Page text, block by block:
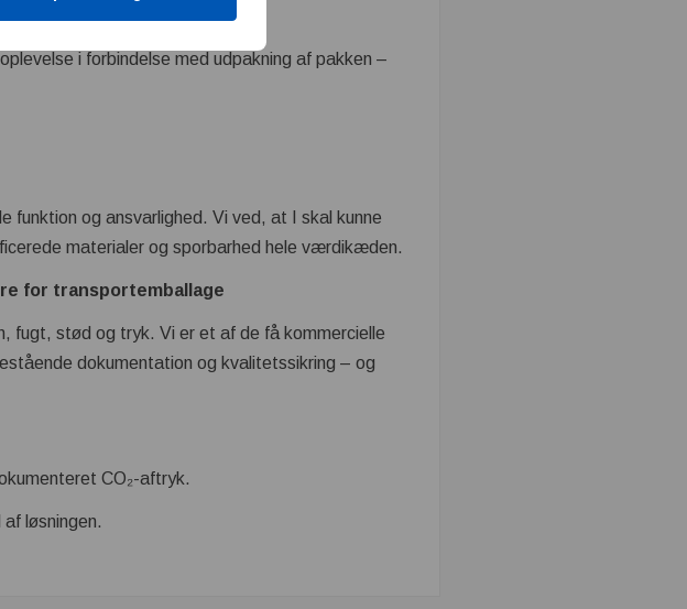
– 💪
i forbindelse med udpakning af pakken –
funktion og ansvarlighed. Vi ved, at I skal kunne
materialer og sporbarhed hele værdikæden.
for transportemballage
fugt, stød og tryk. Vi er et af de få kommercielle
dokumentation og kvalitetssikring – og
CO₂-aftryk.
løsningen.